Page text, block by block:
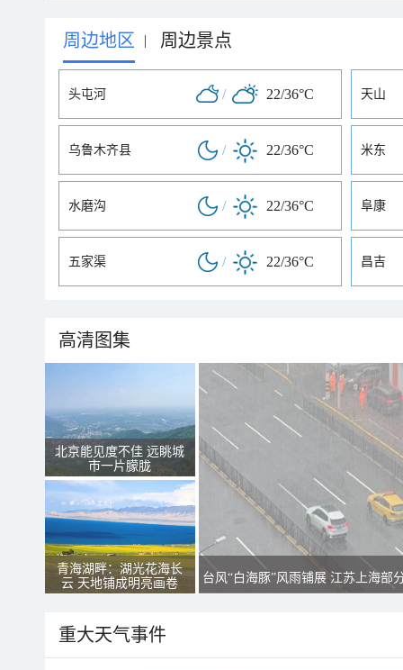
周边地区 | 周边景点
头屯河 / 22/36°C 天山
乌鲁木齐县 / 22/36°C 米东
水磨沟 / 22/36°C 阜康
五家渠 / 22/36°C 昌吉
高清图集
北京能见度不佳 远眺城
市一片朦胧
青海湖畔：湖光花海长
云 天地铺成明亮画卷
台风“白海豚”风雨铺展 江苏上海部
重大天气事件